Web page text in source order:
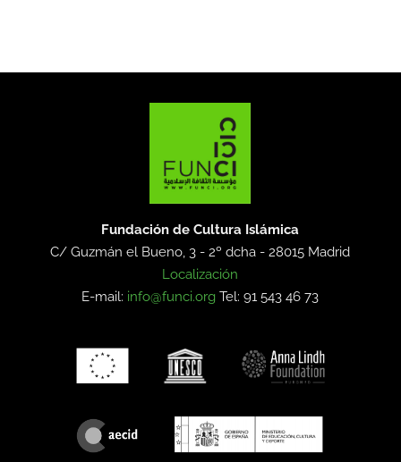
Fundación de Cultura Islámica
C/ Guzmán el Bueno, 3 - 2º dcha -28015 Madrid
Localización
E-mail: info@funci.org Tel: 91 543 46 73